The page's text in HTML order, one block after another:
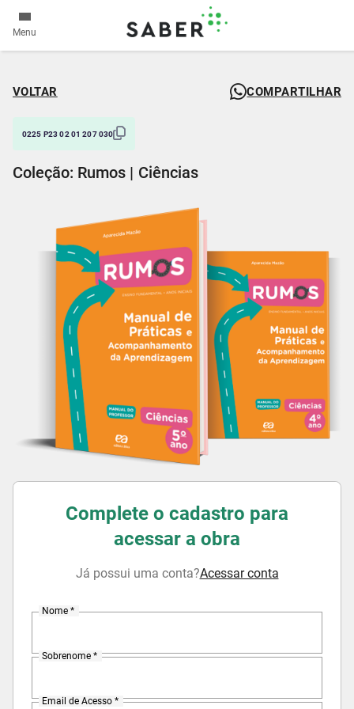
Menu
VOLTAR COMPARTILHAR
0225 P23 02 01 207 030
Coleção: Rumos | Ciências
Complete o cadastro para
acessar a obra
Já possui uma conta?Acessar conta
Nome *
Sobrenome *
Email de Acesso *